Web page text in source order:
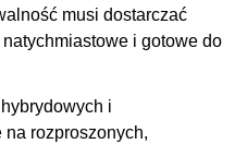
musi dostarczać
i gotowe do
i
rozproszonych,